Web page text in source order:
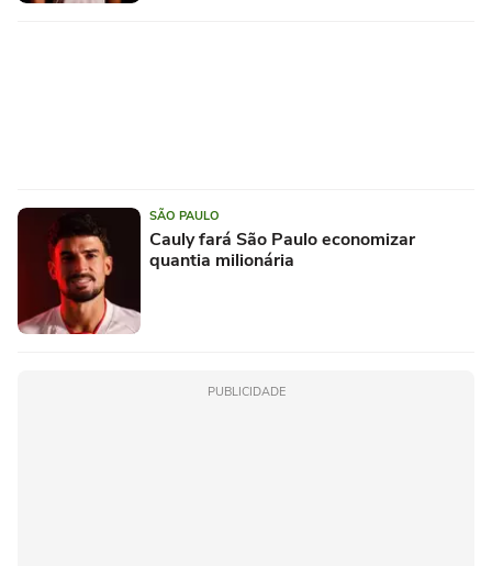
SÃO PAULO
Cauly fará São Paulo economizar
quantia milionária
PUBLICIDADE